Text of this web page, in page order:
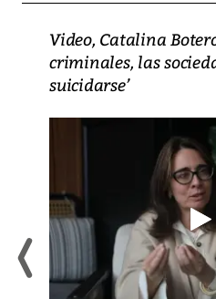
Video, Catalina
criminales, las
suicidarse’